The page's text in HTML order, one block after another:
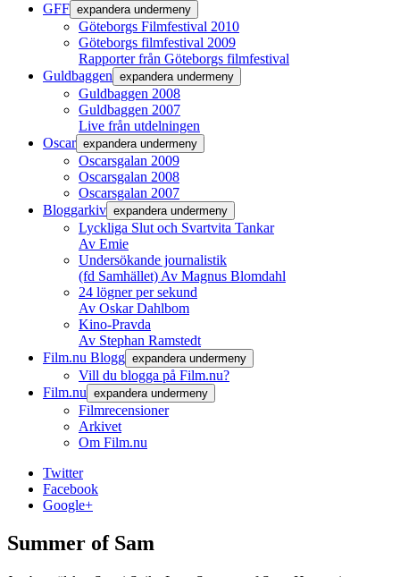
GFF expandera undermeny
Göteborgs Filmfestival 2010
Göteborgs filmfestival 2009
Rapporter från Göteborgs filmfestival
Guldbaggen expandera undermeny
Guldbaggen 2008
Guldbaggen 2007
Live från utdelningen
Oscar expandera undermeny
Oscarsgalan 2009
Oscarsgalan 2008
Oscarsgalan 2007
Bloggarkiv expandera undermeny
Lyckliga Slut och Svartvita Tankar
Av Emie
Undersökande journalistik
(fd Samhället) Av Magnus Blomdahl
24 lögner per sekund
Av Oskar Dahlbom
Kino-Pravda
Av Stephan Ramstedt
Film.nu Blogg expandera undermeny
Vill du blogga på Film.nu?
Film.nu expandera undermeny
Filmrecensioner
Arkivet
Om Film.nu
Twitter
Facebook
Google+
Summer of Sam